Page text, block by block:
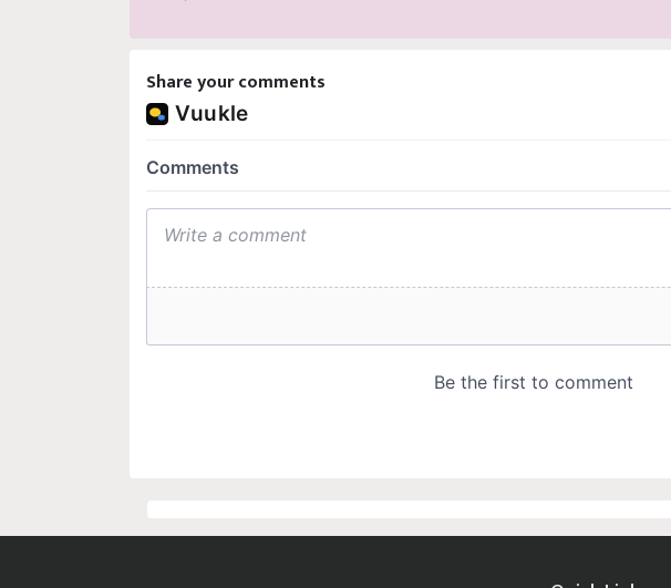
Share your comments
Quick Links